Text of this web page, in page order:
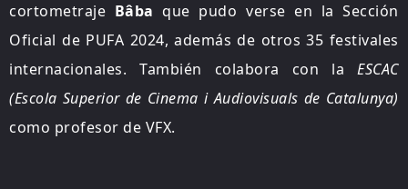
cortometraje Bâba que pudo verse en la Sección
Oficial de PUFA 2024, además de otros 35 festivales
internacionales.También colabora con laESCAC
(Escola Superior de Cinema i Audiovisuals de Catalunya)
como profesor de VFX.